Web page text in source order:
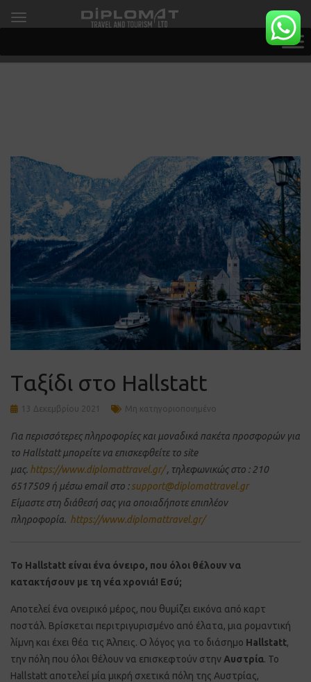
Ταξίδι στο Hallstatt
13 Δεκεμβρίου 2021 Μη κατηγοριοποιημένο
Για περισσότερες πληροφορίες και μοναδικά πακέτα προσφορών για
τo Hallstattμπορείτε να επισκεφθείτε το site
μας. https://www.diplomattravel.gr/, τηλεφωνικώς στο : 210
6517509 ή μέσω email στο :support@diplomattravel.gr
Είμαστε στη διάθεσή σας για οποιαδήποτε επιπλέον
πληροφορία. https://www.diplomattravel.gr/
Το Hallstatt είναι ένα όνειρο, που όλοι θέλουν να
κατακτήσουν με τη νέα χρονιά! Εσύ;
Αποτελεί ένα ονειρικό μέρος, που θυμίζει εικόνα από καρτ
ποστάλ. Βρίσκεται περιτριγυρισμένο από έλατα, μια ρομαντική
λίμνη και έχει θέα τις Άλπεις. Ο λόγος για το διάσημο Hallstatt,
την πόλη που όλοι θέλουν να επισκεφτούν στην Αυστρία. Το
Hallstatt αποτελεί μία μικρή σχετικά πόλη της Αυστρίας,